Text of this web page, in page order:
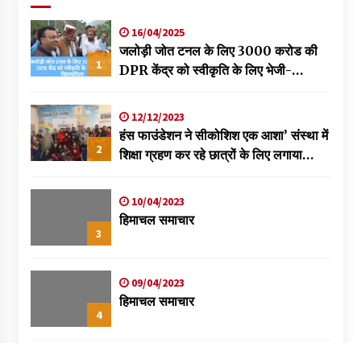
1
16/04/2025
जलोड़ी जोत टनल के लिए 3000 करोड की
DPR केंद्र को स्वीकृति के लिए भेजी-
2
12/12/2023
हंस फाउंडेशन ने सीकोशिश एक आशा’ संस्था में
शिक्षा ग्रहण कर रहे छात्रों के लिए लगाया
3
10/04/2023
हिमाचल समाचार
4
09/04/2023
हिमाचल समाचार